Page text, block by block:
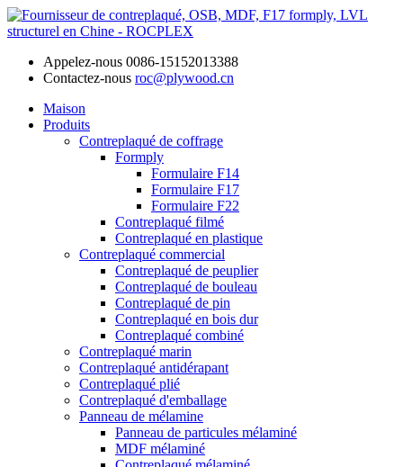
Appelez-nous 0086-15152013388
Contactez-nous roc@plywood.cn
Maison
Produits
Contreplaqué de coffrage
Formply
Formulaire F14
Formulaire F17
Formulaire F22
Contreplaqué filmé
Contreplaqué en plastique
Contreplaqué commercial
Contreplaqué de peuplier
Contreplaqué de bouleau
Contreplaqué de pin
Contreplaqué en bois dur
Contreplaqué combiné
Contreplaqué marin
Contreplaqué antidérapant
Contreplaqué plié
Contreplaqué d'emballage
Panneau de mélamine
Panneau de particules mélaminé
MDF mélaminé